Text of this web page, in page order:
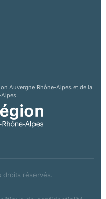
Auvergne Rhône-Alpes et de la
droits réservés.